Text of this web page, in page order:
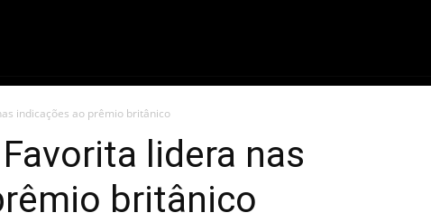
indicações ao prêmio britânico
lidera nas
britânico